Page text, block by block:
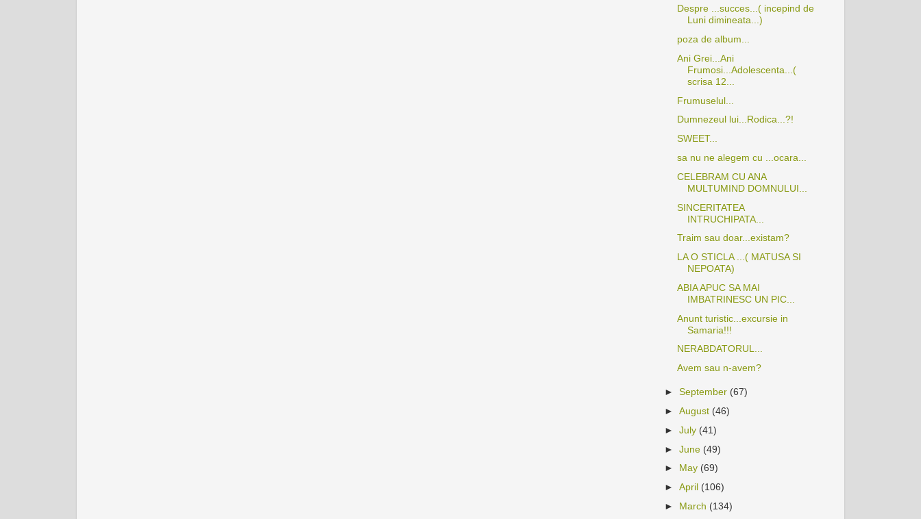
Despre ...succes...( incepind de
Luni dimineata...)
poza de album...
Ani Grei...Ani
Frumosi...Adolescenta...(
scrisa 12...
Frumuselul...
Dumnezeul lui...Rodica...?!
SWEET...
sa nu ne alegem cu ...ocara...
CELEBRAM CU ANA
MULTUMIND DOMNULUI...
SINCERITATEA
INTRUCHIPATA...
Traim sau doar...existam?
LA O STICLA ...( MATUSA SI
NEPOATA)
ABIA APUC SA MAI
IMBATRINESC UN PIC...
Anunt turistic...excursie in
Samaria!!!
NERABDATORUL...
Avem sau n-avem?
►September (67)
►August (46)
►July (41)
►June (49)
► May (69)
►April (106)
► March (134)